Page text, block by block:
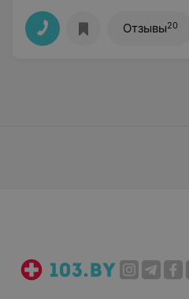
Отзывы20